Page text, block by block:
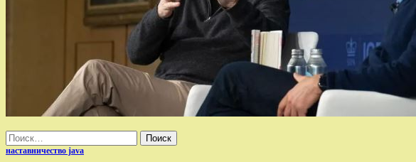
Найти:
наставничество java